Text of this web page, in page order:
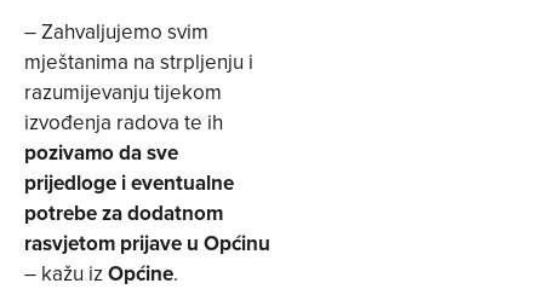
– Zahvaljujemo svim
mještanima na strpljenju i
razumijevanju tijekom
izvođenja radova te ih
pozivamo da sve
prijedloge i eventualne
potrebe za dodatnom
rasvjetom prijave u Općinu
– kažu izOpćine.